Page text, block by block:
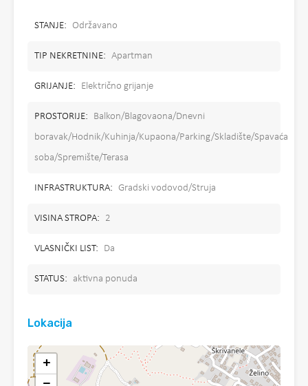
STANJE: Održavano
TIP NEKRETNINE: Apartman
GRIJANJE: Električno grijanje
PROSTORIJE:
Balkon/Blagovaona/Dnevni
boravak/Hodnik/Kuhinja/Kupaona/Parking/Skladište/Spavaća
soba/Spremište/Terasa
INFRASTRUKTURA: Gradski vodovod/Struja
VISINA STROPA: 2
VLASNIČKI LIST: Da
STATUS: aktivna ponuda
Lokacija
+